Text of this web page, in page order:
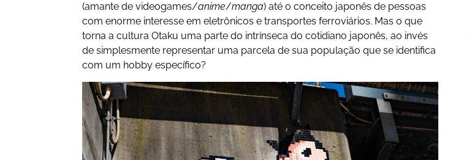
(amante de videogames/anime/manga) até o conceito japonês de pessoas
com enorme interesse em eletrônicos e transportes ferroviários. Mas o que
torna a cultura Otaku uma parte do intrínseca do cotidiano japonês, ao invés
de simplesmente representar uma parcela de sua população que se identifica
com um hobby específico?